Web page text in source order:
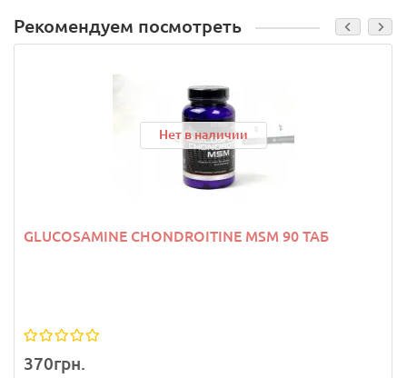
Рекомендуем посмотреть
Нет в наличии
GLUCOSAMINE CHONDROITINE MSM 90 ТАБ
370грн.